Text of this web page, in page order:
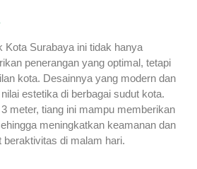
Kota Surabaya ini tidak hanya
penerangan yang optimal, tetapi
kota. Desainnya yang modern dan
estetika di berbagai sudut kota.
meter, tiang ini mampu memberikan
meningkatkan keamanan dan
di malam hari.